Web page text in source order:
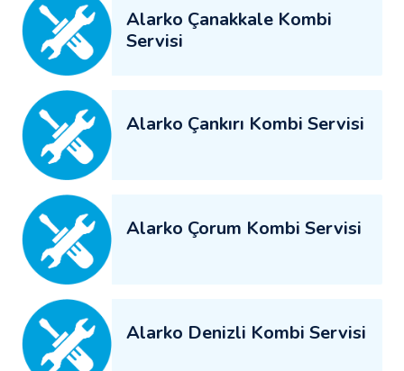
Alarko Çanakkale Kombi
Servisi
Alarko Çankırı Kombi Servisi
Alarko Çorum Kombi Servisi
Alarko Denizli Kombi Servisi